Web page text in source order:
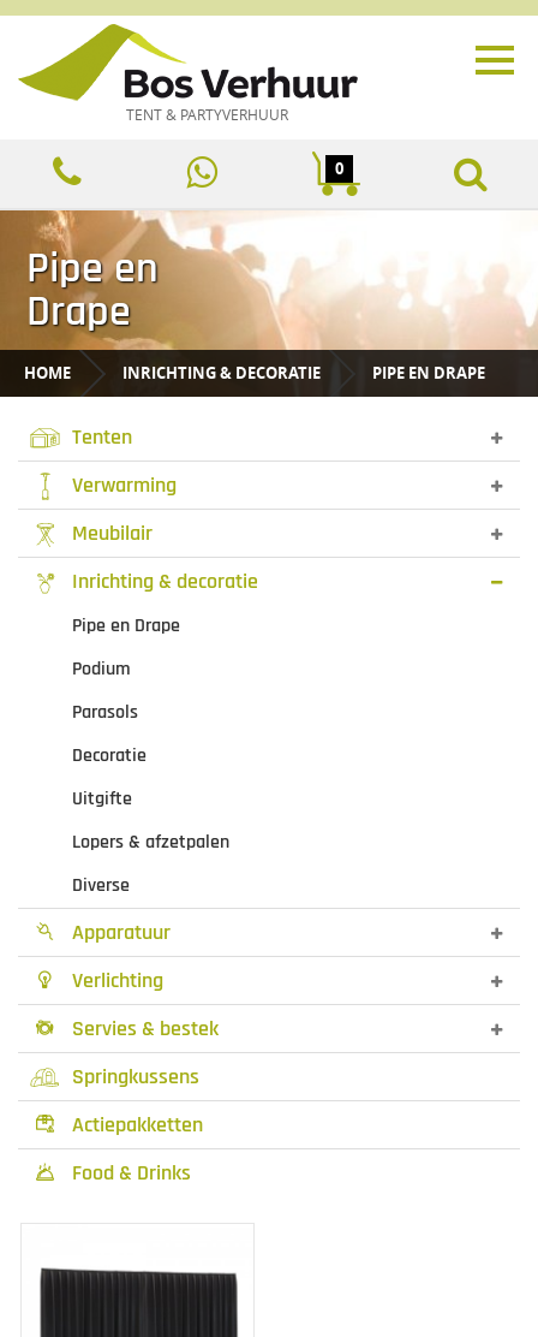
TENT & PARTYVERHUUR
0
Pipe en
Drape
HOME INRICHTING & DECORATIE PIPE EN DRAPE
Tenten
Verwarming
Meubilair
Inrichting & decoratie
Pipe en Drape
Podium
Parasols
Decoratie
Uitgifte
Lopers & afzetpalen
Diverse
 Apparatuur
 Verlichting

Servies & bestek
Springkussens
 Actiepakketten
 Food & Drinks